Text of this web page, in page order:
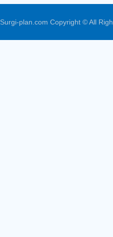
Surgi-plan.com Copyright © All